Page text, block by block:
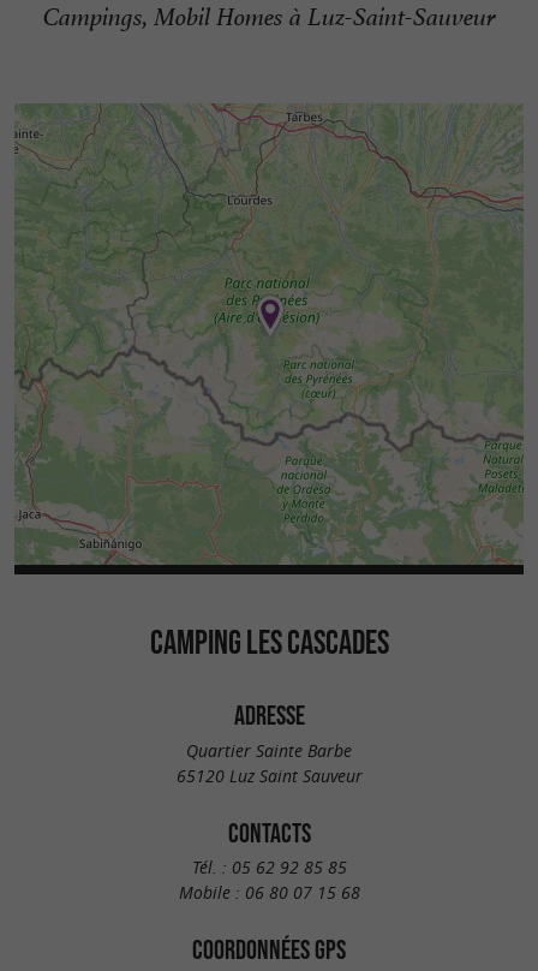
Campings, Mobil Homes à Luz-Saint-Sauveur
CAMPING LES CASCADES
ADRESSE
Quartier Sainte Barbe
65120 Luz Saint Sauveur
CONTACTS
Tél. : 05 62 92 85 85
Mobile : 06 80 07 15 68
COORDONNÉES GPS